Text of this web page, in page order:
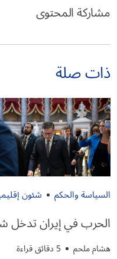
مشاركة المحتوى
ذات صلة
السياسة والحكم شئون
الحرب في إيران تدخل
هشام ملحم 5 دقائق قراءة